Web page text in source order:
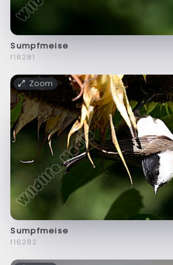
Sumpfmeise
f16281
Zoom
Sumpfmeise
f16282